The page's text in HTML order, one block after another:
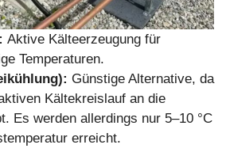
Aktive Kälteerzeugung für
Temperaturen.
Günstige Alternative, da
Kältekreislauf an die
Es werden allerdings nur 5–10 °C
erreicht.